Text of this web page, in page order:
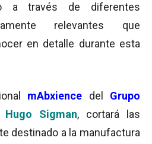
a través de diferentes
relevantes que
en detalle durante esta
mAbxience del
Grupo
Hugo Sigman, cortará las
destinado a la manufactura